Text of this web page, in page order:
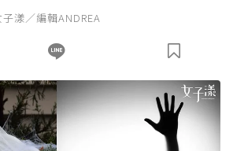
子漾／編輯ANDREA